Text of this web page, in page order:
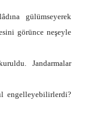
gülümseyerek
görünce neşeyle
Jandarmalar
engelleyebilirlerdi?